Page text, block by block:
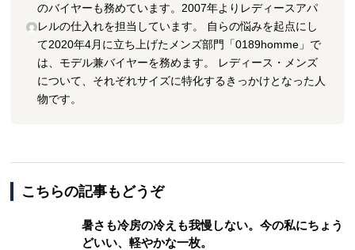
のバイヤーも務めています。2007年よりレディースアパ
レルの仕入れを担当しています。 自らの悩みを起点にし
て2020年4月に立ち上げたメンズ部門「0189homme」で
は、モデル兼バイヤーを務めます。 レディース・メンズ
について、それぞれサイズに特化するきっかけとなった人
物です。
こちらの記事もどうぞ
暑さも冷房の冷えも我慢しない。今の私にちょう
どいい、軽やかな一枚。